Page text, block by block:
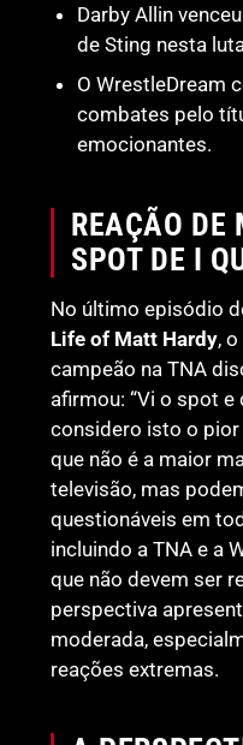
Darby Allin
de Sting nesta
O WrestleDream
combates pelo
emocionantes.
REAÇÃO DE
SPOT DE I
No último episódio
Life of Matt Hardy,
campeão na TNA
afirmou: “Vi o spot e
considero isto o pior
que não é a maior
televisão, mas
questionáveis em
incluindo a TNA e a
que não devem ser
perspectiva
moderada,
reações extremas.